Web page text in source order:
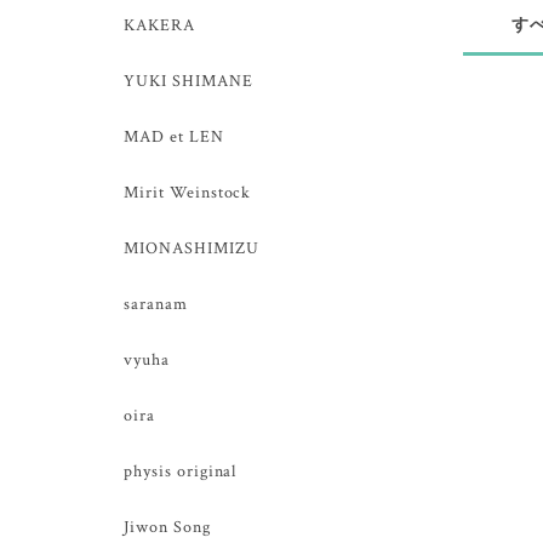
す
KAKERA
YUKI SHIMANE
MAD et LEN
Mirit Weinstock
MIONASHIMIZU
saranam
vyuha
oira
physis original
Jiwon Song